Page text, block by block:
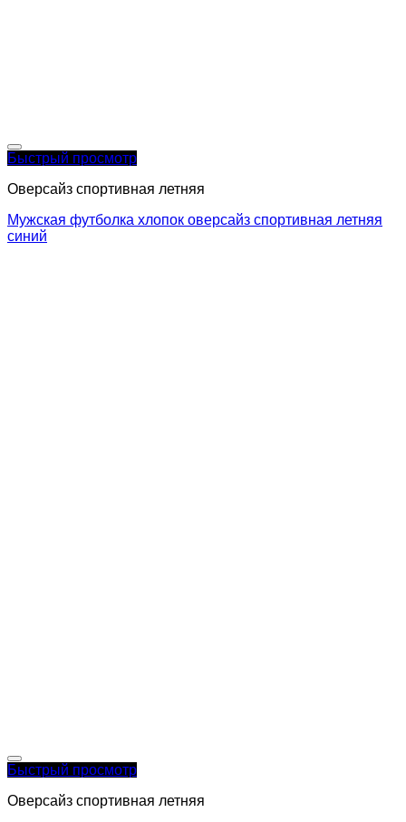
Быстрый просмотр
Оверсайз спортивная летняя
Мужская футболка хлопок оверсайз спортивная летняя
синий
Быстрый просмотр
Оверсайз спортивная летняя